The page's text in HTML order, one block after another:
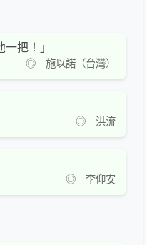
把！」
◎ 施以諾（台灣）
◎ 洪流
◎ 李仰安